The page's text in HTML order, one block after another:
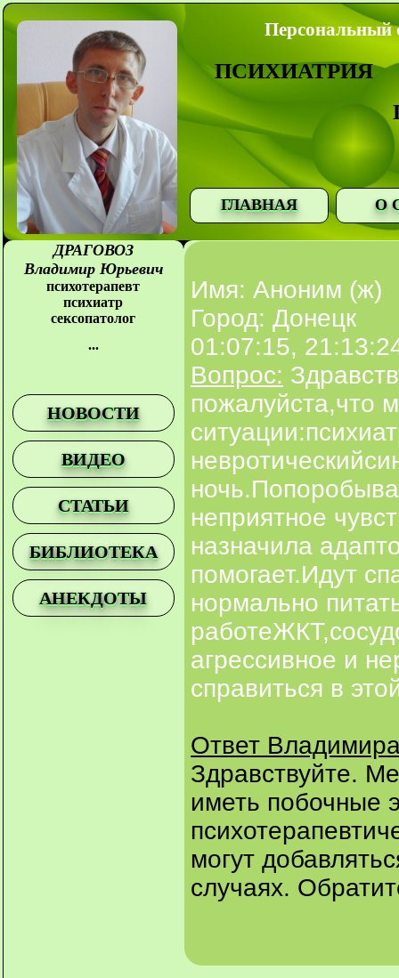
Персональный
ПСИХИАТРИЯ
ГЛАВНАЯ О
ДРАГОВОЗ
Владимир Юрьевич
психотерапевт
психиатр
сексопатолог
...
НОВОСТИ
ВИДЕО
СТАТЬИ
БИБЛИОТЕКА
АНЕКДОТЫ
Имя: Аноним (ж)
Город: Донецк
01:07:15,
Вопрос:
пожалуйста,что
неприятное
назначила
помогает.Идут
нормально
агрессивное и
справиться в
Ответ
Здравствуйте.
иметь побочные
могут
случаях.